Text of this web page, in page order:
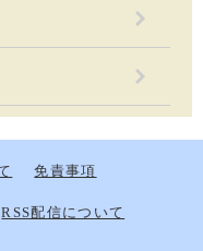
免責事項
RSS配信について